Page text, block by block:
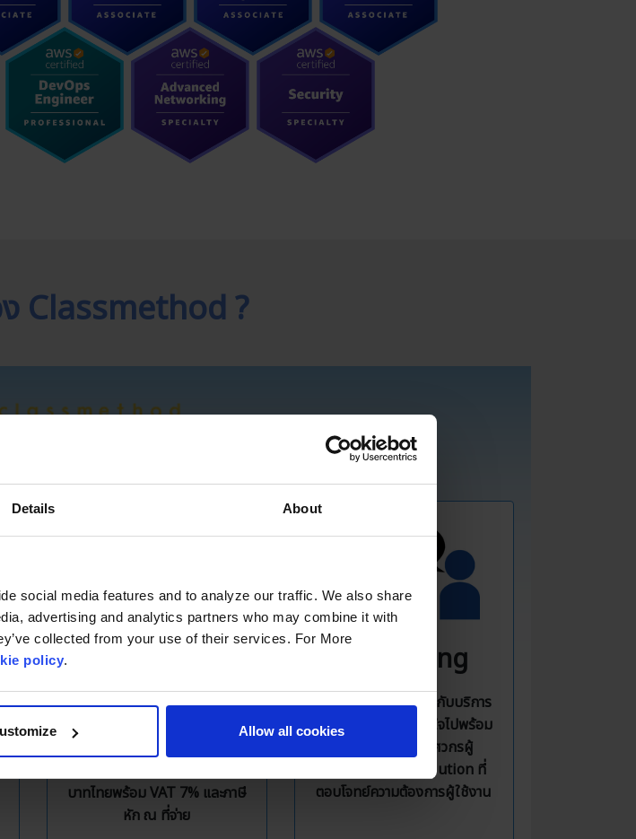
Details About
social media features and to analyze our traffic. We also share
advertising and analytics partners who may combine it with
collected from your use of their services. For More
policy.
Allow all cookies
ง Classmethod ?
หมดห่วงเรื่องการชำระเงินผ่าน
บาทไทยพร้อม VAT 7% และภาษี
หัก ณ ที่จ่าย
Consulting
ให้บริการปรึกษาเกี่ยวกับบริการ
ต่าง ๆ ของ AWS มั่นใจไปพร้อม
กับคำแนะนำจากวิศวกรผู้
เชี่ยวชาญ พร้อม Solution ที่
ตอบโจทย์ความต้องการผู้ใช้งาน